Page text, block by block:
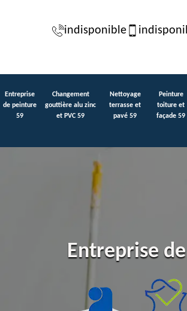
indisponible
Entreprise
de peinture
59
Changement
gouttière alu zinc
et PVC 59
Nettoyage
terrasse et
pavé 59
Peinture
toiture et
façade 59
Entreprise